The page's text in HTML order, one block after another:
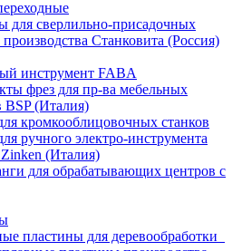
для сверлильно-присадочных
производства Станковита (Россия)
инструмент FABA
фрез для пр-ва мебельных
BSP (Италия)
кромкооблицовочных станков
ручного электро-инструмента
(Италия)
для обрабатывающих центров с
пластины для деревообработки